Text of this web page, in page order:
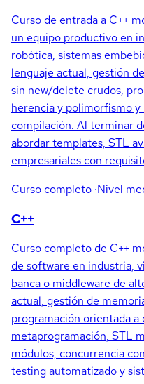
Curso de entrada a C++
un equipo productivo en
robótica, sistemas
lenguaje actual, gestión
sin new/delete crudos,
herencia y polimorfismo
compilación. Al terminar
abordar templates, STL
empresariales con
Curso completo ·Nivel
C++
Curso completo de C++
de software en industria,
banca o middleware de
actual, gestión de
programación orientada
metaprogramación, STL
módulos, concurrencia
testing automatizado y